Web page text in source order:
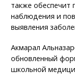
также обеспечит
наблюдения и
выявления
Акмарал
обновленный
школьной